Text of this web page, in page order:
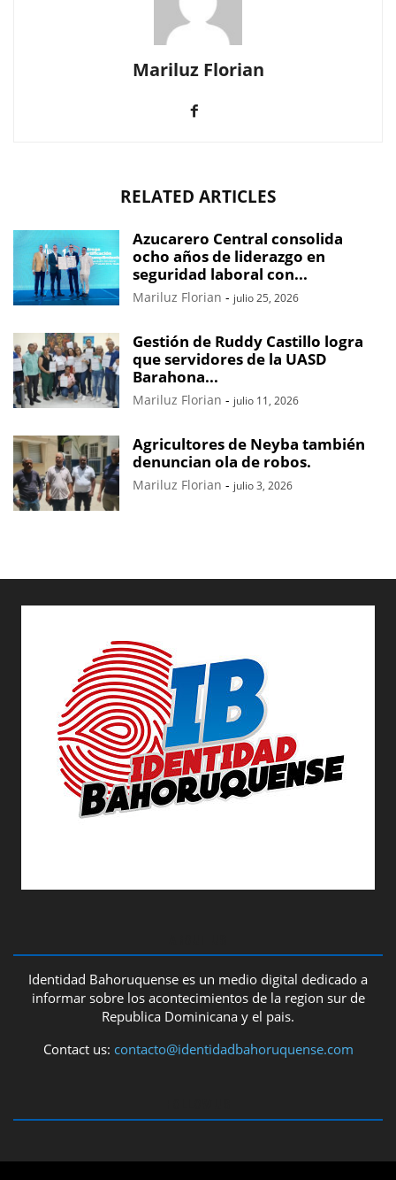
Mariluz Florian
RELATED ARTICLES
Azucarero Central consolida
ocho años de liderazgo en
seguridad laboral con...
Mariluz Florian - julio 25, 2026
Gestión de Ruddy Castillo logra
que servidores de la UASD
Barahona...
Mariluz Florian - julio 11, 2026
Agricultores de Neyba también
denuncian ola de robos.
Mariluz Florian - julio 3, 2026
Identidad Bahoruquense es un medio digital dedicado a
informar sobre los acontecimientos de la region sur de
Republica Dominicana y el pais.
Contact us: contacto@identidadbahoruquense.com